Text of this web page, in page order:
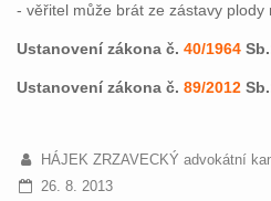
- věřitel může brát ze zástavy plody
Ustanovení zákona č. 40/1964
Ustanovení zákona č. 89/2012
HÁJEK ZRZAVECKÝ advokátní
26. 8. 2013